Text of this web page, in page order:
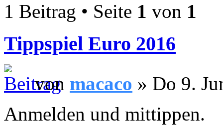
1 Beitrag • Seite 1 von 1
Tippspiel Euro 2016
von macaco » Do 9.
Anmelden und mittippen.